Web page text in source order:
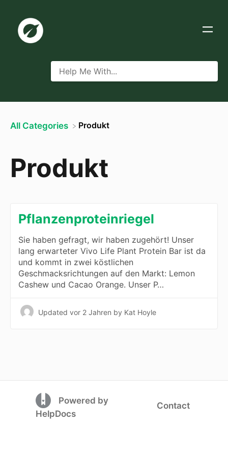
All Categories ​Produkt
Produkt
Pflanzenproteinriegel
Sie haben gefragt, wir haben zugehört! Unser
lang erwarteter Vivo Life Plant Protein Bar ist da
und kommt in zwei köstlichen
Geschmacksrichtungen auf den Markt: Lemon
Cashew und Cacao Orange. Unser P…
Updated vor 2 Jahren by Kat Hoyle
(opens in a new tab)
Powered by
HelpDocs
Contact